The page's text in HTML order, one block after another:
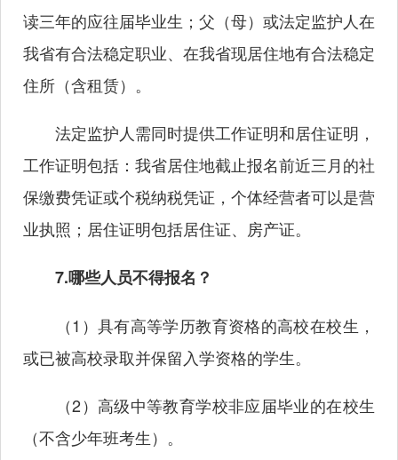
读三年的应往届毕业生；父（母）或法定监护人在
我省有合法稳定职业、在我省现居住地有合法稳定
住所（含租赁）。
法定监护人需同时提供工作证明和居住证明，
工作证明包括：我省居住地截止报名前近三月的社
保缴费凭证或个税纳税凭证，个体经营者可以是营
业执照；居住证明包括居住证、房产证。
7.哪些人员不得报名？
（1）具有高等学历教育资格的高校在校生，
或已被高校录取并保留入学资格的学生。
（2）高级中等教育学校非应届毕业的在校生
（不含少年班考生）。